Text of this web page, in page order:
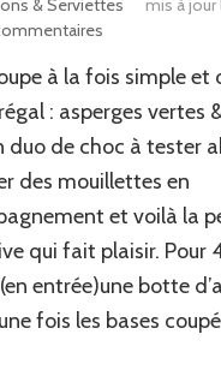
& Serviettes mis à jour
asperges
vertes
&
fanes
de
radis
à la fois simple et
: asperges vertes
duo de choc à tester
des mouillettes en
et voilà la
qui fait plaisir. Pour
entrée)une botte
fois les bases